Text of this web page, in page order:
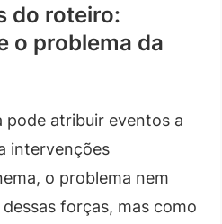
do roteiro:
o problema da
pode atribuir eventos a
intervenções
o problema nem
forças, mas como